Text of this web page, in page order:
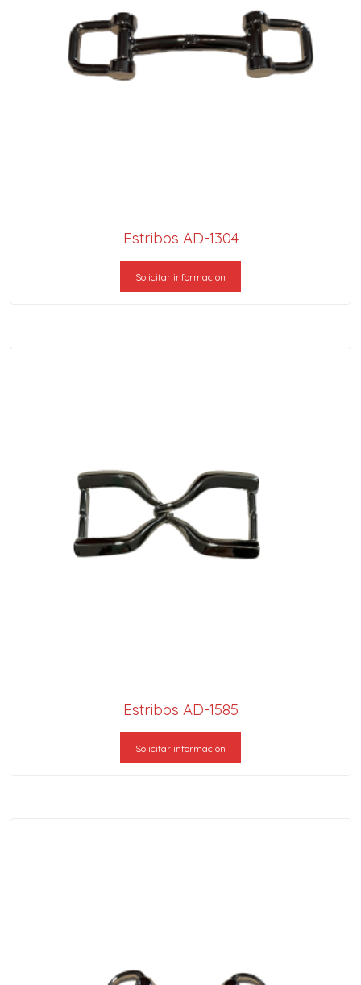
Estribos AD-1304
Solicitar información
Estribos AD-1585
Solicitar información